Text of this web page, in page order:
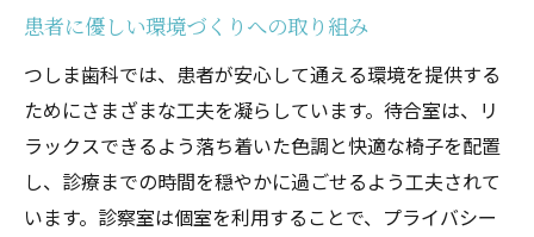
患者に優しい環境づくりへの取り組み
つしま歯科では、患者が安心して通える環境を提供する
ためにさまざまな工夫を凝らしています。待合室は、リ
ラックスできるよう落ち着いた色調と快適な椅子を配置
し、診療までの時間を穏やかに過ごせるよう工夫されて
います。診察室は個室を利用することで、プライバシー